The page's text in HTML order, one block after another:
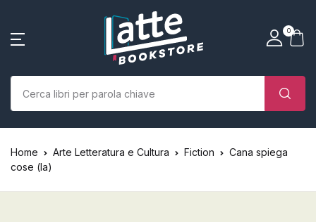
0
SHOP BY CATEGORY
Libri
Autori
Vicino
Account
Nome utente o email *
Parola d'ordine *
Vicino
La tua borsa della spesa
(0)
Home Arte Letteratura e Cultura Fiction
Cana spiega
cose (la)